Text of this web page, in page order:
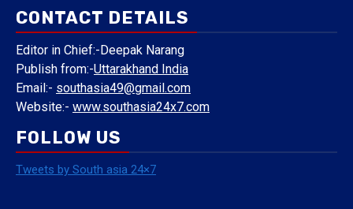
CONTACT DETAILS
Editor in Chief:-Deepak Narang
Publish from:-Uttarakhand India
Email:- southasia49@gmail.com
Website:- www.southasia24x7.com
FOLLOW US
Tweets by South asia 24×7